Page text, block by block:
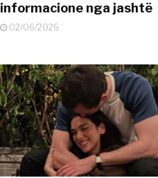
informacione nga jashtë
02/06/2026